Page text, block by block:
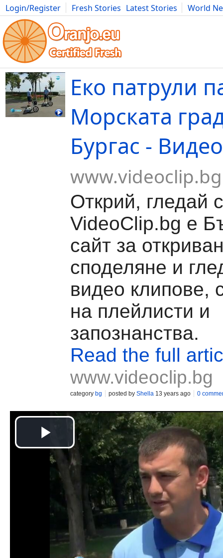
Login/Register Fresh Stories Latest Stories
World
Movies Anime Music Art Cars Advice Science
Еко патрули
Морската
Бургас -
www.videoclip.bg
Открий, гледай
VideoClip.bg е
сайт за
споделяне и
видео клипове,
на плейлисти и
запознанства.
Read the full
www.videoclip.bg
category bg posted by Shella 13 years ago 0